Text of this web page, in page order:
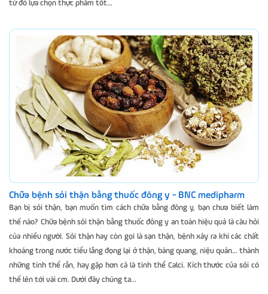
từ đó lựa chọn thực phẩm tốt...
Chữa bệnh sỏi thận bằng thuốc đông y - BNC medipharm
Bạn bị sỏi thận, bạn muốn tìm cách chữa bằng đông y, bạn chưa biết làm
thế nào? Chữa bệnh sỏi thận bằng thuốc đông y an toàn hiệu quả là câu hỏi
của nhiều người. Sỏi thận hay còn gọi là sạn thận, bệnh xảy ra khi các chất
khoáng trong nước tiểu lắng đọng lại ở thận, bàng quang, niệu quản... thành
những tinh thể rắn, hay gặp hơn cả là tinh thể Calci. Kích thước của sỏi có
thể lên tới vài cm. Dưới đây chúng ta...